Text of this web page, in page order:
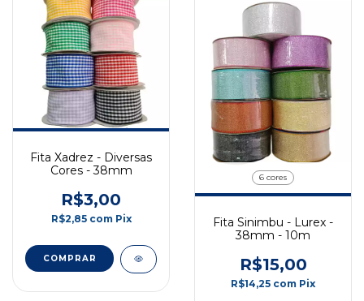
Fita Xadrez - Diversas
Cores - 38mm
R$3,00
R$2,85 com Pix
COMPRAR
6 cores
Fita Sinimbu - Lurex -
38mm - 10m
R$15,00
R$14,25 com Pix